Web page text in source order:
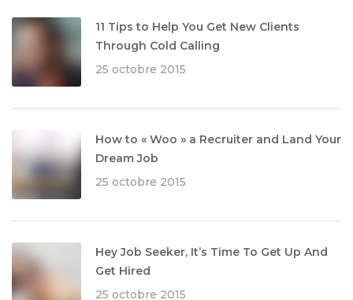
11 Tips to Help You Get New Clients
Through Cold Calling
25 octobre 2015
How to « Woo » a Recruiter and Land Your
Dream Job
25 octobre 2015
Hey Job Seeker, It’s Time To Get Up And
Get Hired
25 octobre 2015